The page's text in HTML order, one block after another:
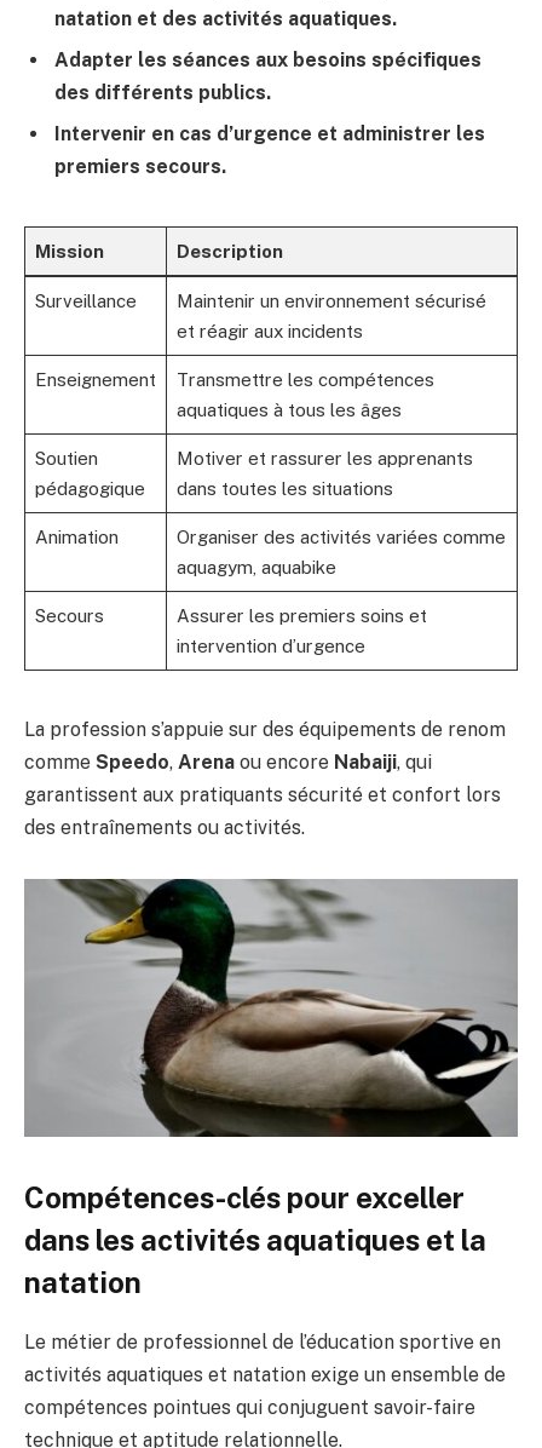
natation et des activités aquatiques.
Adapter les séances aux besoins spécifiques
des différents publics.
Intervenir en cas d’urgence et administrer les
premiers secours.
Mission Description
Surveillance
Maintenir un environnement sécurisé
et réagir aux incidents
Enseignement
Transmettre les compétences
aquatiques à tous les âges
Soutien
pédagogique
Motiver et rassurer les apprenants
dans toutes les situations
Animation
Organiser des activités variées comme
aquagym, aquabike
Secours
Assurer les premiers soins et
intervention d’urgence
La profession s’appuie sur des équipements de renom
comme Speedo, Arena ou encore Nabaiji, qui
garantissent aux pratiquants sécurité et confort lors
des entraînements ou activités.
Compétences-clés pour exceller
dans les activités aquatiques et la
natation
Le métier de professionnel de l’éducation sportive en
activités aquatiques et natation exige un ensemble de
compétences pointues qui conjuguent savoir-faire
technique et aptitude relationnelle.